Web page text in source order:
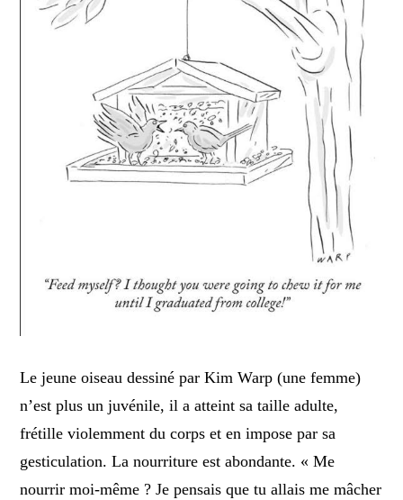
Le jeune oiseau dessiné par Kim Warp (une femme)
n’est plus un juvénile, il a atteint sa taille adulte,
frétille violemment du corps et en impose par sa
gesticulation. La nourriture est abondante. « Me
nourrir moi-même ? Je pensais que tu allais me mâcher